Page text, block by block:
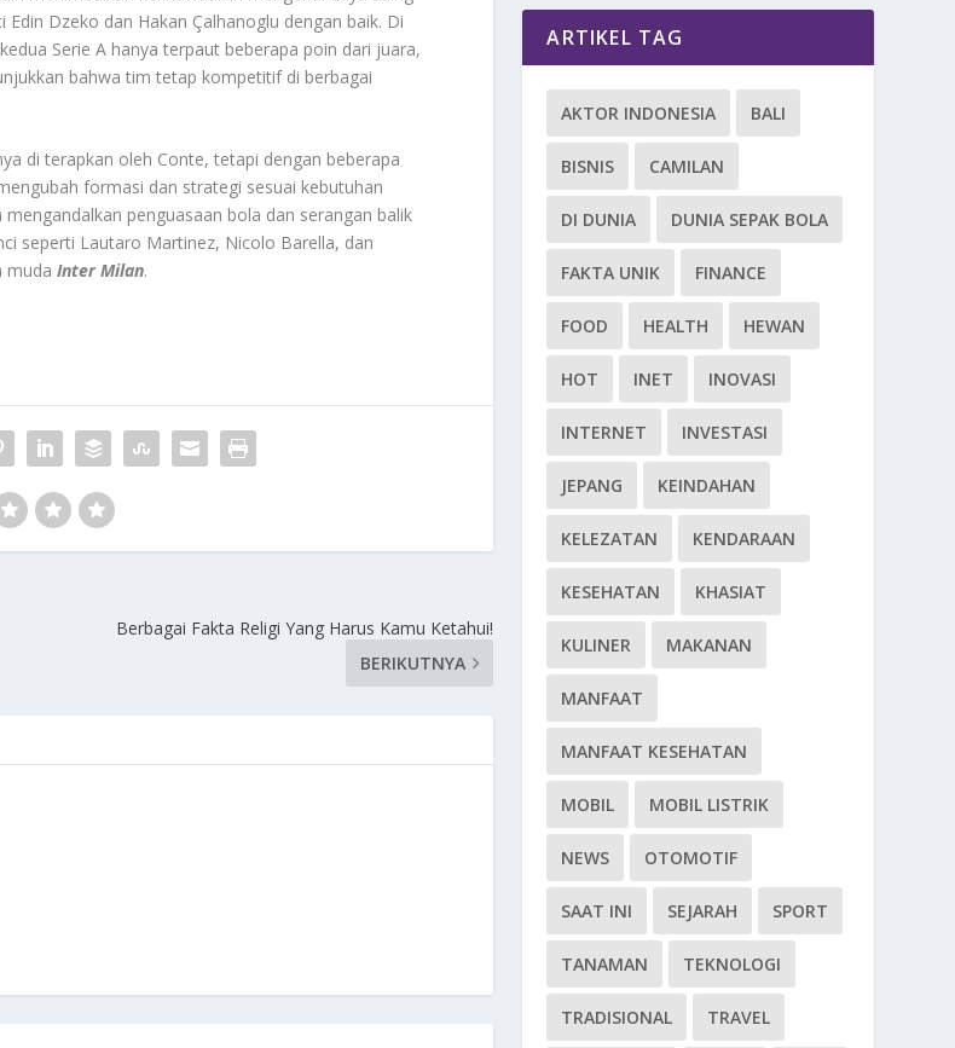
Dzeko dan Hakan Çalhanoglu dengan baik. Di
Serie A hanya terpaut beberapa poin dari juara,
bahwa tim tetap kompetitif di berbagai
di terapkan oleh Conte, tetapi dengan beberapa
formasi dan strategi sesuai kebutuhan
penguasaan bola dan serangan balik
seperti Lautaro Martinez, Nicolo Barella, dan
mudaInter Milan.
Berbagai Fakta Religi Yang Harus Kamu Ketahui!
BERIKUTNYA
ARTIKEL TAG
AKTOR INDONESIA BALI
BISNIS CAMILAN
DI DUNIA DUNIA SEPAK BOLA
FAKTA UNIK FINANCE
FOOD HEALTH HEWAN
HOT INET INOVASI
INTERNET INVESTASI
JEPANG KEINDAHAN
KELEZATAN KENDARAAN
KESEHATAN KHASIAT
KULINER MAKANAN
MANFAAT
MANFAAT KESEHATAN
MOBIL MOBIL LISTRIK
NEWS OTOMOTIF
SAAT INI SEJARAH SPORT
TANAMAN TEKNOLOGI
TRADISIONAL TRAVEL